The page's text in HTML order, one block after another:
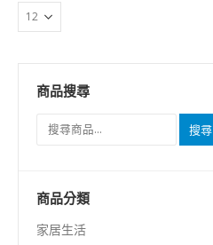
商品搜尋
搜尋
商品分類
家居生活